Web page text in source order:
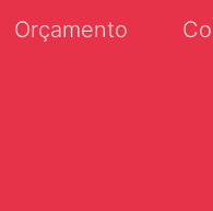
Orçamento